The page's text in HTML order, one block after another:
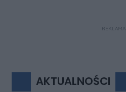
REKLAMA
AKTUALNOŚCI